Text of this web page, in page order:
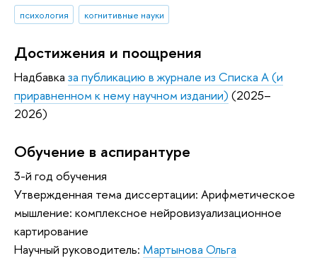
психология когнитивные науки
Достижения и поощрения
Надбавка за публикацию в журнале из Списка А (и
приравненном к нему научном издании) (2025–
2026)
Обучение в аспирантуре
3-й год обучения
Утвержденная тема диссертации: Арифметическое
мышление: комплексное нейровизуализационное
картирование
Научный руководитель: Мартынова Ольга